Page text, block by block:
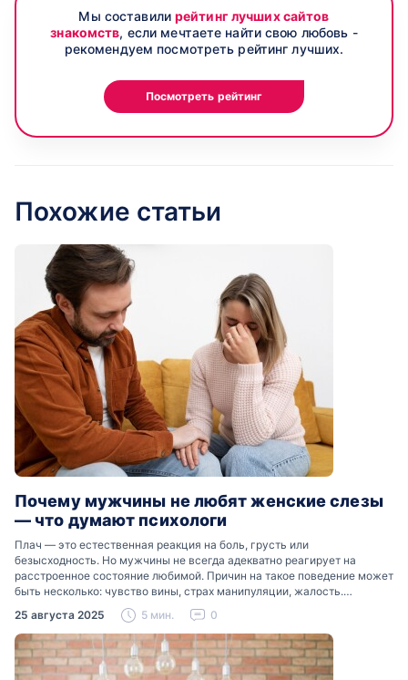
Мы составилирейтинг лучших сайтов
знакомств, если мечтаете найти свою любовь -
рекомендуем посмотреть рейтинг лучших.
Посмотреть рейтинг
Похожие статьи
Почему мужчины не любят женские слезы
— что думают психологи
Плач — это естественная реакция на боль, грусть или
безысходность. Но мужчины не всегда адекватно реагирует на
расстроенное состояние любимой. Причин на такое поведение может
быть несколько: чувство вины, страх манипуляции, жалость.
Разобраться, почему мужчины боятся женских слез, помогут советы
психологов…
25 августа 2025 5 мин. 0